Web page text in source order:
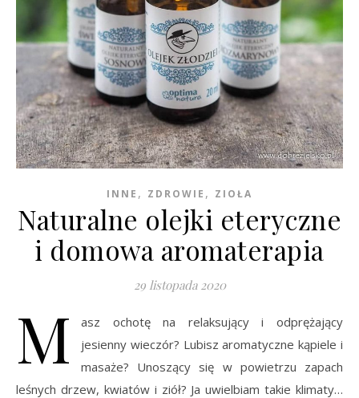
INNE , ZDROWIE , ZIOŁA
Naturalne olejki eteryczne
i domowa aromaterapia
29 listopada 2020
M
asz ochotę na relaksujący i odprężający
jesienny wieczór? Lubisz aromatyczne kąpiele i
masaże? Unoszący się w powietrzu zapach
leśnych drzew, kwiatów i ziół? Ja uwielbiam takie klimaty…